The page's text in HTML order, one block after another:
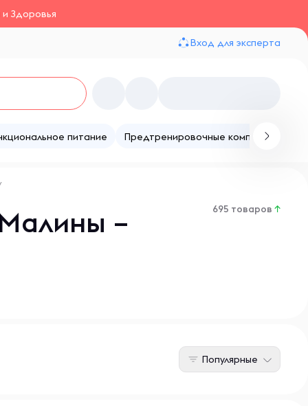
Здоровья
Вход для эксперта
питание Предтренировочные комплексы
–
695 товаров ↑
Популярные